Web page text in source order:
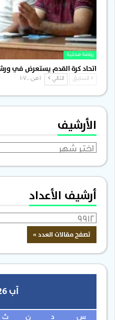
رياضة محلية
اتحاد كرة القدم يستعرض في
السابق التالي
الأرشيف
الأرشيف
أرشيف الأعداد
آب 2026
س ن ث